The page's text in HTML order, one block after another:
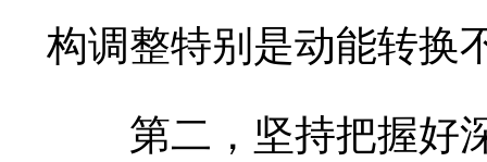
构调整特别是动能转换
第二，坚持把握好